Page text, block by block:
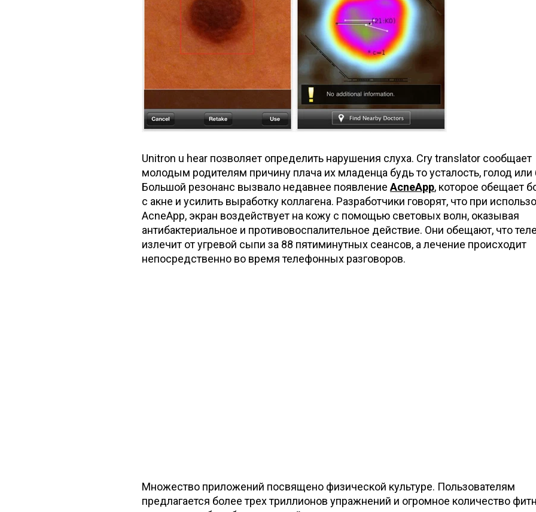
Unitron u hear позволяет определить нарушения слуха. Cry translator сообщает
молодым родителям причину плача их младенца будь то усталость, голод или
Большой резонанс вызвало недавнее появление AcneApp, которое обещает
с акне и усилить выработку коллагена. Разработчики говорят, что при
AcneApp, экран воздействует на кожу с помощью световых волн, оказывая
антибактериальное и противовоспалительное действие. Они обещают, что
излечит от угревой сыпи за 88 пятиминутных сеансов, а лечение происходит
непосредственно во время телефонных разговоров.
Множество приложений посвящено физической культуре. Пользователям
предлагается более трех триллионов упражнений и огромное количество